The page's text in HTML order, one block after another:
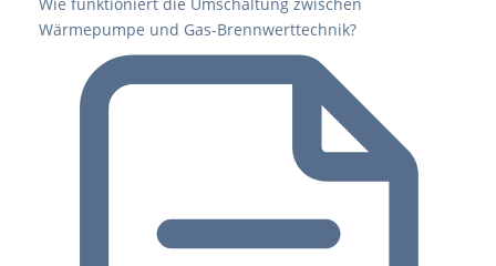
Wärmepumpe und Gas-Brennwerttechnik?